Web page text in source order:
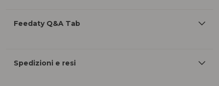
Feedaty Q&A Tab
Spedizioni e resi